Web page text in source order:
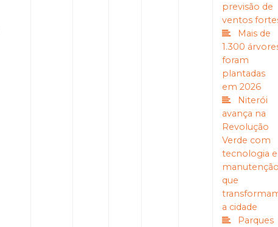
previsão de
ventos
Mais de
1.300
foram
plantadas
em 2026
Niterói
avança na
Revolução
Verde com
tecnologia e
que
a cidade
Parques